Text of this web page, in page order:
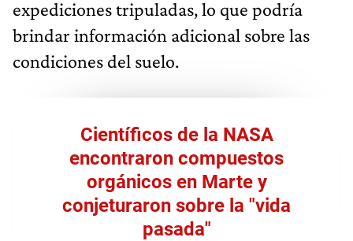
expediciones tripuladas, lo que podría
brindar información adicional sobre las
condiciones del suelo.
Científicos de la NASA
encontraron compuestos
orgánicos en Marte y
conjeturaron sobre la "vida
pasada"